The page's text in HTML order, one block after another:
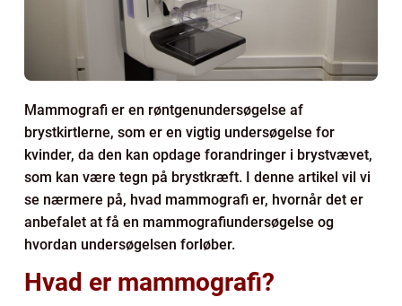
Mammografi er en røntgenundersøgelse af
brystkirtlerne, som er en vigtig undersøgelse for
kvinder, da den kan opdage forandringer i brystvævet,
som kan være tegn på brystkræft. I denne artikel vil vi
se nærmere på, hvad mammografi er, hvornår det er
anbefalet at få en mammografiundersøgelse og
hvordan undersøgelsen forløber.
Hvad er mammografi?